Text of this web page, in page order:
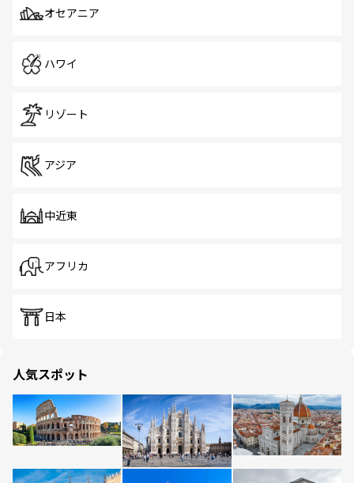
オセアニア
ハワイ
リゾート
アジア
中近東
アフリカ
日本
人気スポット